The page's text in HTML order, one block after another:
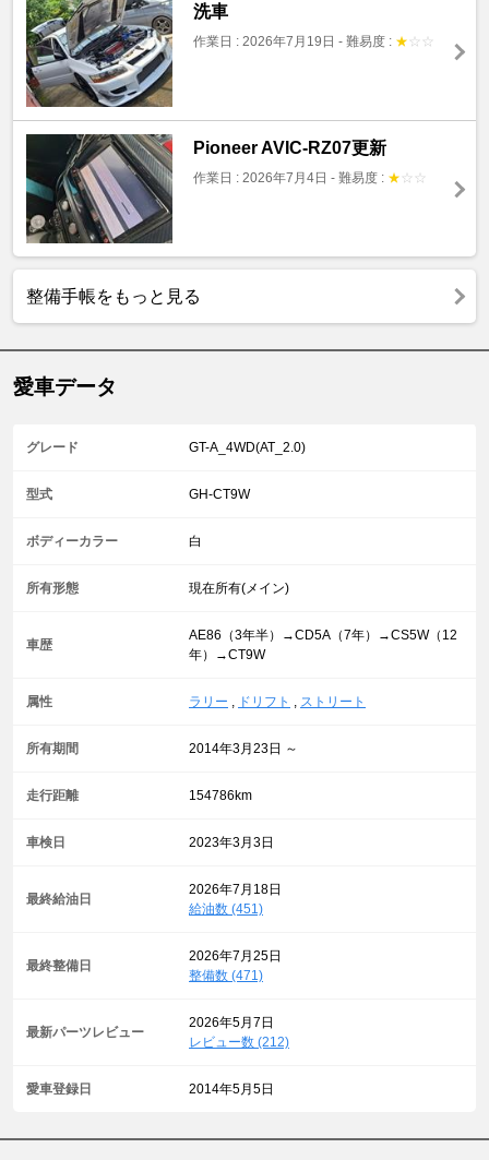
洗車
作業日 : 2026年7月19日 - 難易度 : ★ ☆ ☆
Pioneer AVIC-RZ07更新
作業日 : 2026年7月4日 - 難易度 : ★ ☆ ☆
整備手帳をもっと見る
愛車データ
グレード GT-A_4WD(AT_2.0)
型式 GH-CT9W
ボディーカラー 白
所有形態 現在所有(メイン)
車歴
AE86（3年半）→CD5A（7年）→CS5W（12
年）→CT9W
属性 ラリー , ドリフト , ストリート
所有期間 2014年3月23日 ～
走行距離 154786km
車検日 2023年3月3日
最終給油日
2026年7月18日
給油数 (451)
最終整備日
2026年7月25日
整備数 (471)
最新パーツレビュー
2026年5月7日
レビュー数 (212)
愛車登録日 2014年5月5日